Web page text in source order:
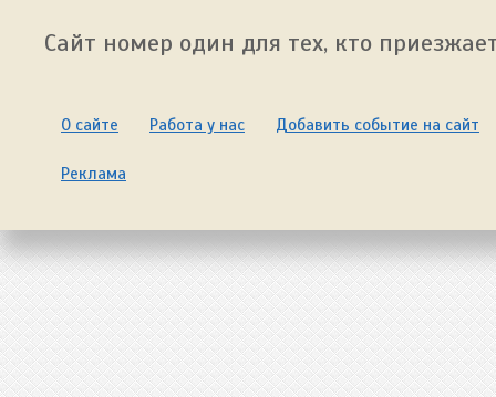
Сайт номер один для тех, кто
О сайте Работа у нас Добавить событие на сайт
Реклама